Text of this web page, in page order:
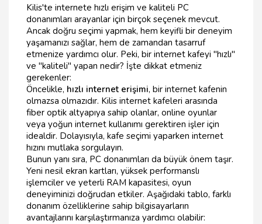
Kilis'te internete hızlı erişim ve kaliteli PC
donanımları arayanlar için birçok seçenek mevcut.
Ancak doğru seçimi yapmak, hem keyifli bir deneyim
yaşamanızı sağlar, hem de zamandan tasarruf
etmenize yardımcı olur. Peki, bir internet kafeyi "hızlı"
ve "kaliteli" yapan nedir? İşte dikkat etmeniz
gerekenler:
Öncelikle, hızlı internet erişimi, bir internet kafenin
olmazsa olmazıdır. Kilis internet kafeleri arasında
fiber optik altyapıya sahip olanlar, online oyunlar
veya yoğun internet kullanımı gerektiren işler için
idealdir. Dolayısıyla, kafe seçimi yaparken internet
hızını mutlaka sorgulayın.
Bunun yanı sıra, PC donanımları da büyük önem taşır.
Yeni nesil ekran kartları, yüksek performanslı
işlemciler ve yeterli RAM kapasitesi, oyun
deneyiminizi doğrudan etkiler. Aşağıdaki tablo, farklı
donanım özelliklerine sahip bilgisayarların
avantajlarını karşılaştırmanıza yardımcı olabilir: